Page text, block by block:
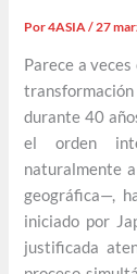
Por4ASIA/27
Parece a
transformación
durante 40
el orden
naturalmente
geográfica—,
iniciado por
justificada